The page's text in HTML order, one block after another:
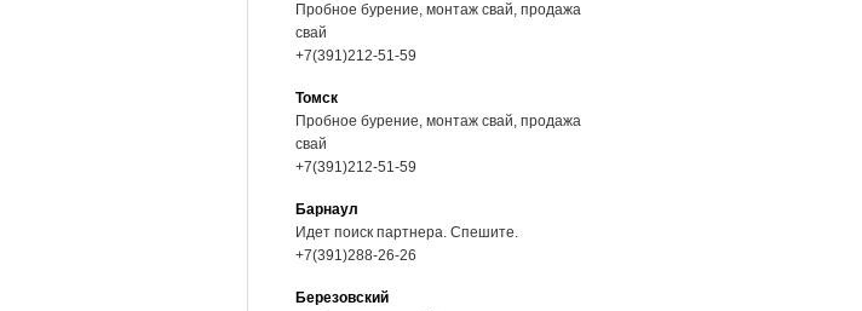
Пробное бурение, монтаж свай, продажа
свай
+7(391)212-51-59
Томск
Пробное бурение, монтаж свай, продажа
свай
+7(391)212-51-59
Барнаул
Идет поиск партнера. Спешите.
+7(391)288-26-26
Березовский